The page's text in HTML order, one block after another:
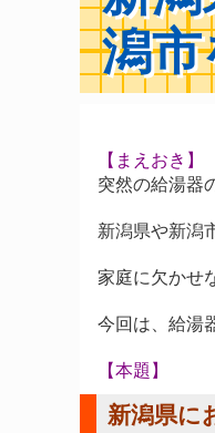
潟
【まえおき】
突然の給湯器
新潟県や新潟
家庭に欠かせ
今回は、給湯
【本題】
新潟県に